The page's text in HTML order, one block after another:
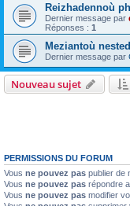
Reizhadennoù
Dernier message par
Réponses : 1
Meziantoù
Dernier message par
Nouveau sujet
PERMISSIONS DU FORUM
Vous ne pouvez pas publier de
Vous ne pouvez pas répondre
Vous ne pouvez pas modifier